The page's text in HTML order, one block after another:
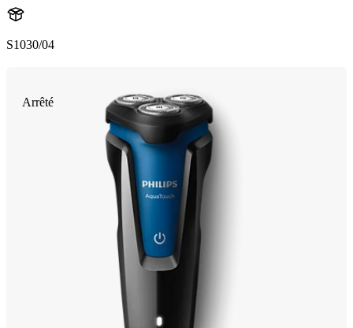
S1030/04
Arrêté